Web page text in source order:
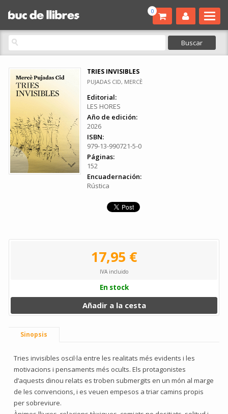
0
TRIES INVISIBLES
PUJADAS CID, MERCÈ
Editorial:
LES HORES
Año de edición:
2026
ISBN:
979-13-990721-5-0
Páginas:
152
Encuadernación:
Rústica
17,95 €
IVA incluido
En stock
Añadir a la cesta
Sinopsis
Tries invisibles oscil·la entre les realitats més evidents i les
motivacions i pensaments més ocults. Els protagonistes
d’aquests dinou relats es troben submergits en un món al marge
de les convencions, i es veuen empesos a triar camins propis
per sobreviure.